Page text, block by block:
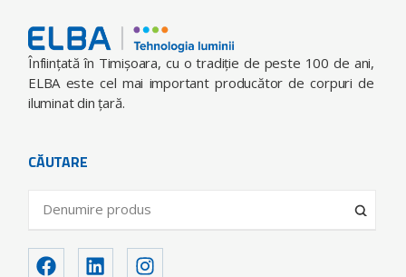
Înfiinţată în Timişoara, cu o tradiţie de peste 100 de ani,
ELBA este cel mai important producător de corpuri de
iluminat din ţară.
CĂUTARE